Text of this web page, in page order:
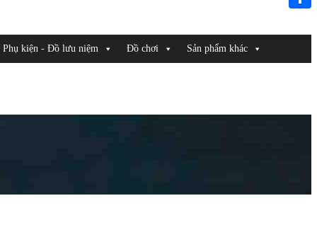
Phụ kiện - Đồ lưu niệm Đồ chơi Sản phẩm khác